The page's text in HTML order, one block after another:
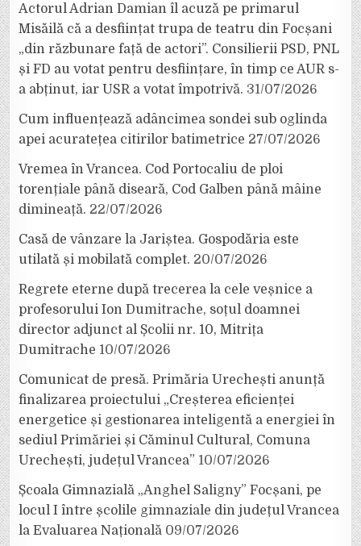
Actorul Adrian Damian îl acuză pe primarul
Misăilă că a desființat trupa de teatru din Focșani
„din răzbunare față de actori”. Consilierii PSD, PNL
și FD au votat pentru desființare, în timp ce AUR s-
a abținut, iar USR a votat împotrivă. 31/07/2026
Cum influențează adâncimea sondei sub oglinda
apei acuratețea citirilor batimetrice 27/07/2026
Vremea în Vrancea. Cod Portocaliu de ploi
torențiale până diseară, Cod Galben până mâine
dimineață. 22/07/2026
Casă de vânzare la Jariștea. Gospodăria este
utilată și mobilată complet. 20/07/2026
Regrete eterne după trecerea la cele veșnice a
profesorului Ion Dumitrache, soțul doamnei
director adjunct al Școlii nr. 10, Mitrița
Dumitrache 10/07/2026
Comunicat de presă. Primăria Urechești anunță
finalizarea proiectului „Creșterea eficienței
energetice și gestionarea inteligentă a energiei în
sediul Primăriei și Căminul Cultural, Comuna
Urechești, județul Vrancea” 10/07/2026
Școala Gimnazială „Anghel Saligny” Focșani, pe
locul I între școlile gimnaziale din județul Vrancea
la Evaluarea Națională 09/07/2026